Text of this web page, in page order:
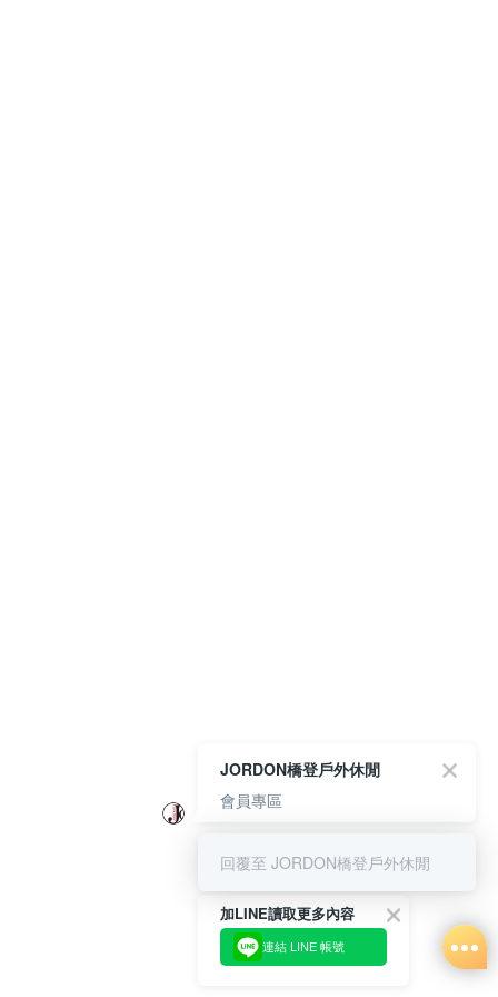
加LINE讀取更多內容
連結 LINE 帳號
JORDON橋登戶外休閒
會員專區
回覆至 JORDON橋登戶外休閒